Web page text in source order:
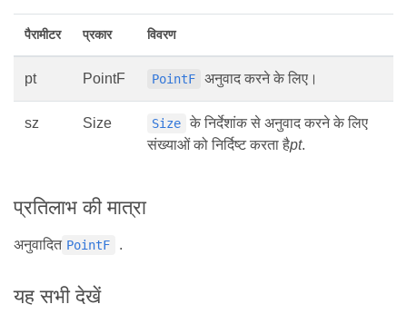
पैरामीटर प्रकार विवरण
pt PointF PointF अनुवाद करने के लिए।
sz Size Size
के निर्देशांक से अनुवाद करने के लिए
संख्याओं को निर्दिष्ट करता हैpt.
प्रतिलाभ की मात्रा
अनुवादित PointF .
यह सभी देखें